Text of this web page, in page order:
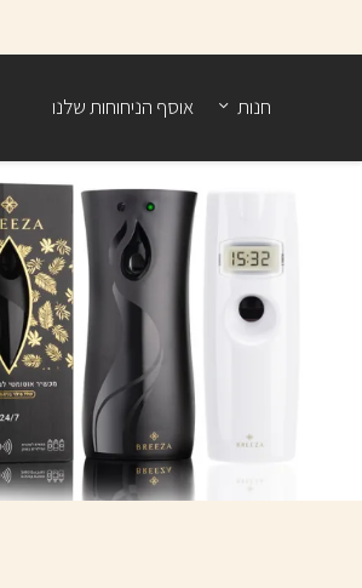
חנות אוסף הניחוחות שלנו